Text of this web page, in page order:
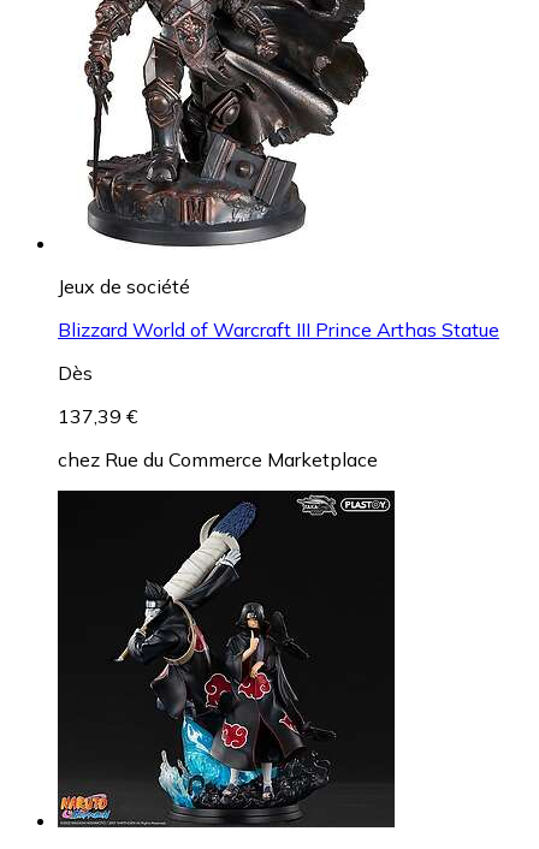
Jeux de société
Blizzard World of Warcraft III Prince Arthas Statue
Dès
137,39 €
chez Rue du Commerce Marketplace